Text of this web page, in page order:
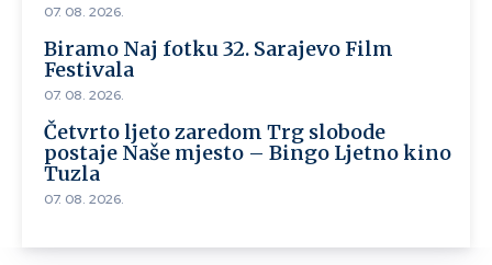
07. 08. 2026.
Biramo Naj fotku 32. Sarajevo Film
Festivala
07. 08. 2026.
Četvrto ljeto zaredom Trg slobode
postaje Naše mjesto – Bingo Ljetno kino
Tuzla
07. 08. 2026.